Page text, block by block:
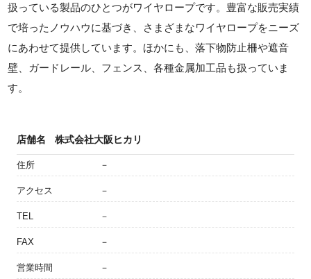
扱っている製品のひとつがワイヤロープです。豊富な販売実績
で培ったノウハウに基づき、さまざまなワイヤロープをニーズ
にあわせて提供しています。ほかにも、落下物防止柵や遮音
壁、ガードレール、フェンス、各種金属加工品も扱っていま
す。
店舗名 株式会社大阪ヒカリ
住所 －
アクセス －
TEL －
FAX －
営業時間 －